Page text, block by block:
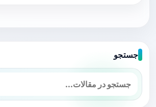
جستجو